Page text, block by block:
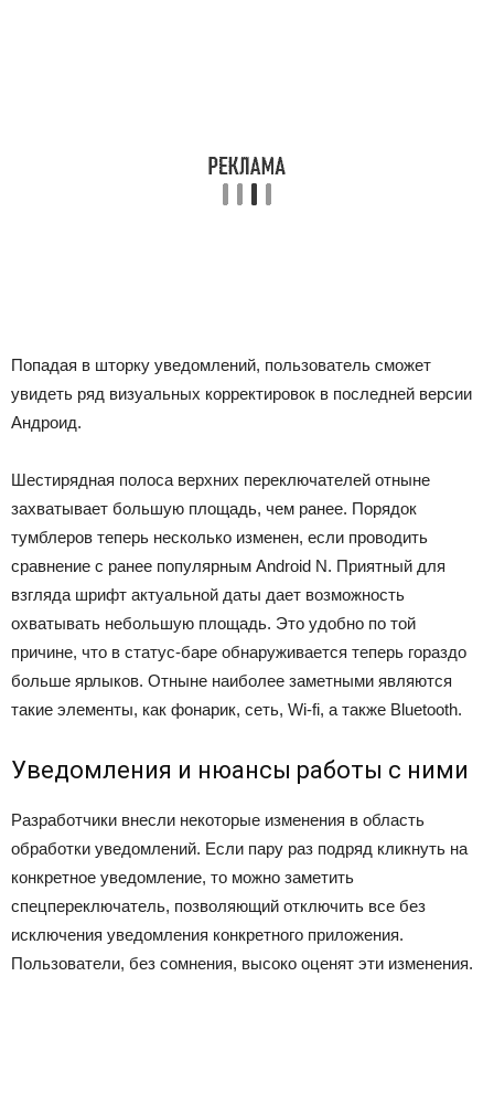
Попадая в шторку уведомлений, пользователь сможет
увидеть ряд визуальных корректировок в последней версии
Андроид.
Шестирядная полоса верхних переключателей отныне
захватывает большую площадь, чем ранее. Порядок
тумблеров теперь несколько изменен, если проводить
сравнение с ранее популярным Android N. Приятный для
взгляда шрифт актуальной даты дает возможность
охватывать небольшую площадь. Это удобно по той
причине, что в статус-баре обнаруживается теперь гораздо
больше ярлыков. Отныне наиболее заметными являются
такие элементы, как фонарик, сеть, Wi-fi, а также Bluetooth.
Уведомления и нюансы работы с ними
Разработчики внесли некоторые изменения в область
обработки уведомлений. Если пару раз подряд кликнуть на
конкретное уведомление, то можно заметить
спецпереключатель, позволяющий отключить все без
исключения уведомления конкретного приложения.
Пользователи, без сомнения, высоко оценят эти изменения.